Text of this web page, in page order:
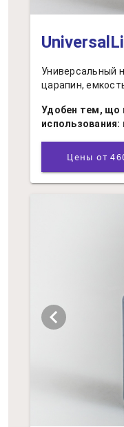
Универсальный
царапин,
Удобен тем, що
использования:
Цены
chevron_left